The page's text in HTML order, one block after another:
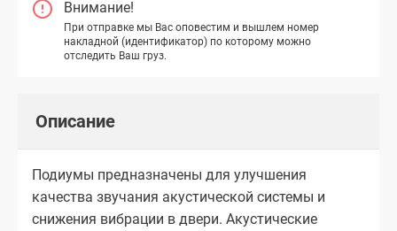
Внимание!
При отправке мы Вас оповестим и вышлем номер
накладной (идентификатор) по которому можно
отследить Ваш груз.
Описание
Подиумы предназначены для улучшения
качества звучания акустической системы и
снижения вибрации в двери. Акустические